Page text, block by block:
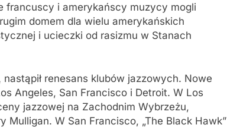
francuscy i amerykańscy muzycy mogli
domem dla wielu amerykańskich
i ucieczki od rasizmu w Stanach
renesans klubów jazzowych. Nowe
Angeles, San Francisco i Detroit. W Los
jazzowej na Zachodnim Wybrzeżu,
W San Francisco, „The Black Hawk”